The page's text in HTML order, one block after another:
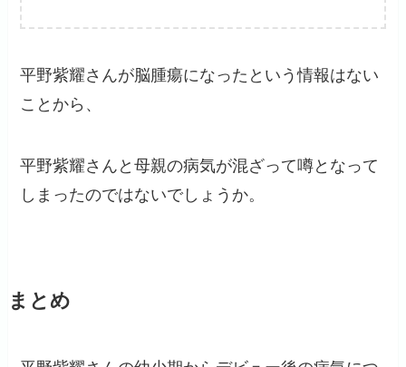
平野紫耀さんが脳腫瘍になったという情報はない
ことから、
平野紫耀さんと母親の病気が混ざって噂となって
しまったのではないでしょうか。
まとめ